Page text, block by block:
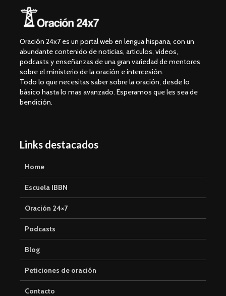
Oración 24x7 es un portal web en lengua hispana, con un
abundante contenido de noticias, articulos, videos,
podcasts y enseñanzas de una gran variedad de mentores
sobre el ministerio de la oración e intercesión.
Todo lo que necesitas saber sobre la oración, desde lo
básico hasta lo mas avanzado. Esperamos que les sea de
bendición.
Links destacados
Home
Escuela IBBN
Oración 24×7
Podcasts
Blog
Peticiones de oración
Contacto